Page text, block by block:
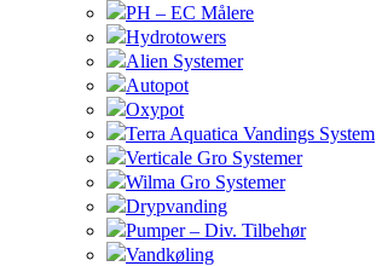
PH – EC Målere
Hydrotowers
Alien Systemer
Autopot
Oxypot
Terra Aquatica Vandings System
Verticale Gro Systemer
Wilma Gro Systemer
Drypvanding
Pumper – Div. Tilbehør
Vandkøling